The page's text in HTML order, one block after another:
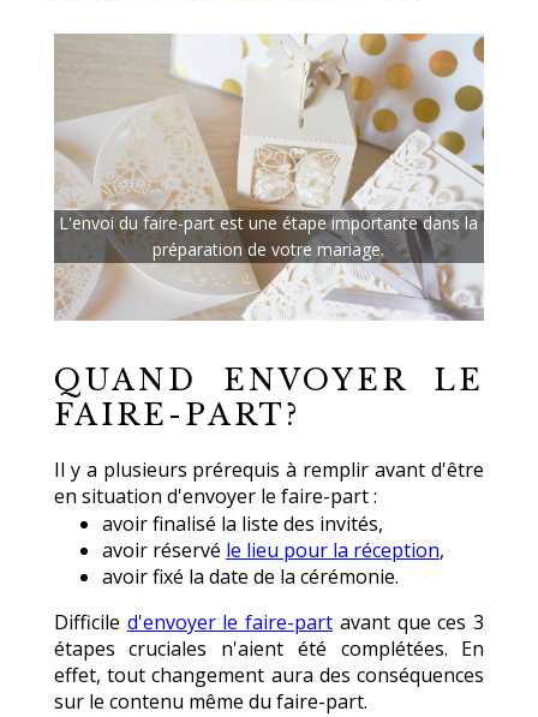
L'envoi du faire-part est une étape importante dans la
préparation de votre mariage.
QUAND ENVOYER LE
FAIRE-PART?
Il y a plusieurs prérequis à remplir avant d'être
en situation d'envoyer le faire-part :
avoir finalisé la liste des invités,
avoir réservé le lieu pour la réception,
avoir fixé la date de la cérémonie.
Difficile d'envoyer le faire-part avant que ces 3
étapes cruciales n'aient été complétées. En
effet, tout changement aura des conséquences
sur le contenu même du faire-part.